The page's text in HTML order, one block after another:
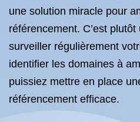
une solution miracle pour
référencement. C’est
surveiller régulièrement
identifier les domaines à
puissiez mettre en place
référencement efficace.